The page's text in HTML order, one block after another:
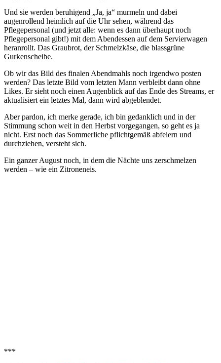
Und sie werden beruhigend „Ja, ja“ murmeln und dabei
augenrollend heimlich auf die Uhr sehen, während das
Pflegepersonal (und jetzt alle: wenn es dann überhaupt noch
Pflegepersonal gibt!) mit dem Abendessen auf dem Servierwagen
heranrollt. Das Graubrot, der Schmelzkäse, die blassgrüne
Gurkenscheibe.
Ob wir das Bild des finalen Abendmahls noch irgendwo posten
werden? Das letzte Bild vom letzten Mann verbleibt dann ohne
Likes. Er sieht noch einen Augenblick auf das Ende des Streams, er
aktualisiert ein letztes Mal, dann wird abgeblendet.
Aber pardon, ich merke gerade, ich bin gedanklich und in der
Stimmung schon weit in den Herbst vorgegangen, so geht es ja
nicht. Erst noch das Sommerliche pflichtgemäß abfeiern und
durchziehen, versteht sich.
Ein ganzer August noch, in dem die Nächte uns zerschmelzen
werden – wie ein Zitroneneis.
***